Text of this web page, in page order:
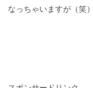
なっちゃいますが（笑）